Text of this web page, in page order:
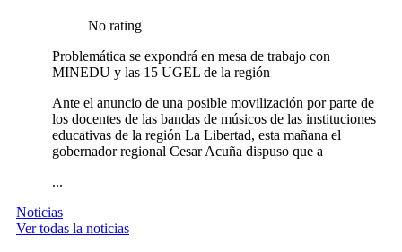
No rating
Problemática se expondrá en mesa de trabajo con
MINEDU y las 15 UGEL de la región
Ante el anuncio de una posible movilización por parte de
los docentes de las bandas de músicos de las instituciones
educativas de la región La Libertad, esta mañana el
gobernador regional Cesar Acuña dispuso que a
...
Noticias
Ver todas la noticias